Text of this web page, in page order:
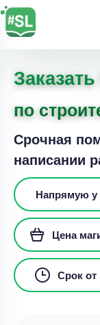
по
Срочная
написании
Напрямую у
Цена
Срок от